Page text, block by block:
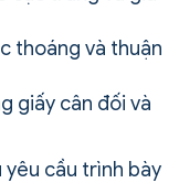
thoáng và thuận
giấy cân đối và
yêu cầu trình bày